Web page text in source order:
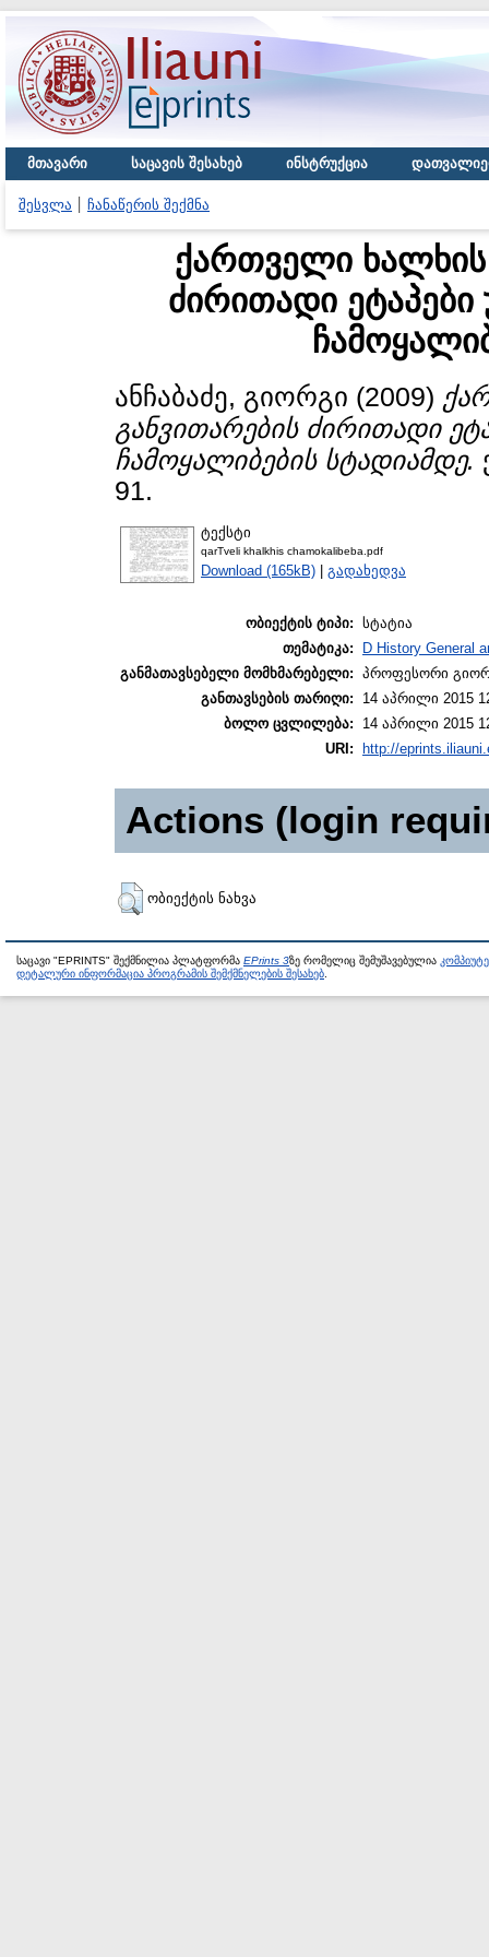
მთავარი საცავის შესახებ ინსტრუქცია
შესვლა ჩანაწერის შექმნა
ქართველი ხალხის
ძირითადი
ანჩაბაძე, გიორგი (2009)
განვითარების ძირითადი
ჩამოყალიბების სტადიამდე.
91.
ტექსტი
qarTveli khalkhis chamokalibeba.pdf
Download (165kB) | გადახედვა
ობიექტის ტიპი: სტატია
თემატიკა:
D History General
განმათავსებელი მომხმარებელი: პროფესორი
განთავსების თარიღი:
14 აპრილი 2015
ბოლო ცვლილება:
14 აპრილი 2015
URI:
http://
Actions (login
ობიექტის ნახვა
საცავი "EPRINTS" შექმნილია პლატფორმა EPrints 3ზე რომელიც შემუშავებულია
დეტალური ინფორმაცია პროგრამის შემქმნელების შესახებ.